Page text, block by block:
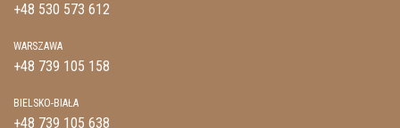
+48 530 573 612
WARSZAWA
+48 739 105 158
BIELSKO-BIAŁA
+48 739 105 638